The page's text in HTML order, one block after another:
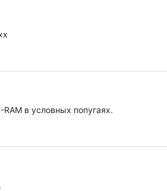
в условных попугаях.